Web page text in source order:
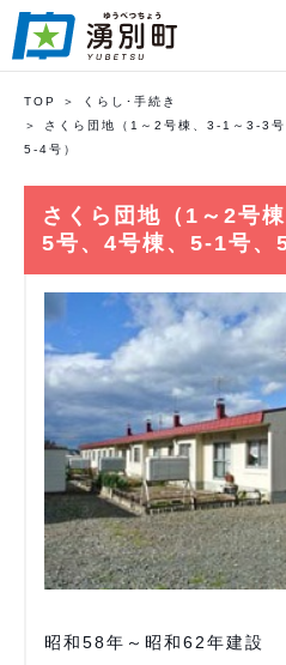
TOP
くらし･手続き
さくら団地（1～2号棟、3-1～3-3
5-4号）
さくら団地（1～2号
5号、4号棟、5-1号、
昭和58年～昭和62年建設